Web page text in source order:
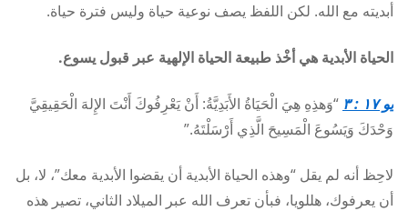
أبديته مع الله. لكن اللفظ يصف نوعية حياة وليس فترة حياة.
الحياة الأبدية هي أخْذ طبيعة الحياة الإلهية عبر قبول يسوع.
يو ١٧ : ٣
“وَهذِهِ هِيَ الْحَيَاةُ الأَبَدِيَّةُ: أَنْ يَعْرِفُوكَ أَنْتَ الإِلهَ الْحَقِيقِيَّ
وَحْدَكَ وَيَسُوعَ الْمَسِيحَ الَّذِي أَرْسَلْتَهُ.”
لاحِظ أنه لم يقل “وهذه الحياة الأبدية أن يقضوا الأبدية معك”، لا، بل
أن يعرفوك، هللويا، فبأن تعرف الله عبر الميلاد الثاني، تصير هذه